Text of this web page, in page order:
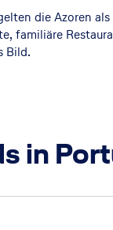
die Azoren
familiäre
Bild.
in